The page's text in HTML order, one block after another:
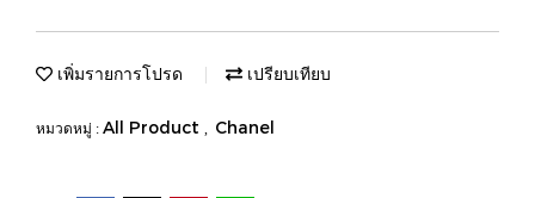
เพิ่มรายการโปรด เปรียบเทียบ
หมวดหมู่ : All Product , Chanel